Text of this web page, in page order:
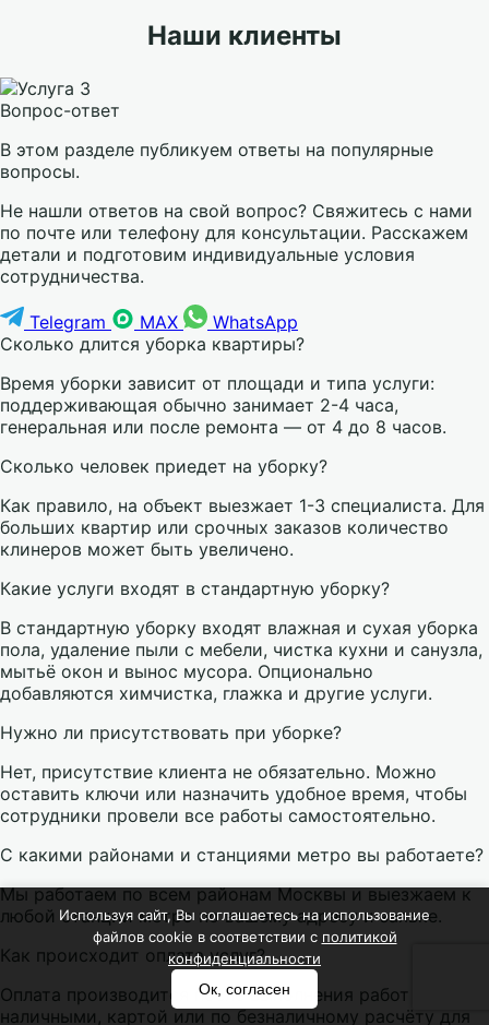
Наши клиенты
Вопрос-ответ
В этом разделе публикуем ответы на популярные
вопросы.
Не нашли ответов на свой вопрос? Свяжитесь с нами
по почте или телефону для консультации. Расскажем
детали и подготовим индивидуальные условия
сотрудничества.
Telegram MAX
WhatsApp
Сколько длится уборка квартиры?
Время уборки зависит от площади и типа услуги:
поддерживающая обычно занимает 2-4 часа,
генеральная или после ремонта — от 4 до 8 часов.
Сколько человек приедет на уборку?
Как правило, на объект выезжает 1-3 специалиста. Для
больших квартир или срочных заказов количество
клинеров может быть увеличено.
Какие услуги входят в стандартную уборку?
В стандартную уборку входят влажная и сухая уборка
пола, удаление пыли с мебели, чистка кухни и санузла,
мытьё окон и вынос мусора. Опционально
добавляются химчистка, глажка и другие услуги.
Нужно ли присутствовать при уборке?
Нет, присутствие клиента не обязательно. Можно
оставить ключи или назначить удобное время, чтобы
сотрудники провели все работы самостоятельно.
С какими районами и станциями метро вы работаете?
Мы работаем по всем районам Москвы и выезжаем к
любой станции метро по вашему адресу и заявке.
Как происходит оплата услуг?
Оплата производится после выполнения работ —
наличными, картой или по безналичному расчёту для
Используя сайт, Вы соглашаетесь на использование
файлов cookie в соответствии с политикой
конфиденциальности
Ок, согласен